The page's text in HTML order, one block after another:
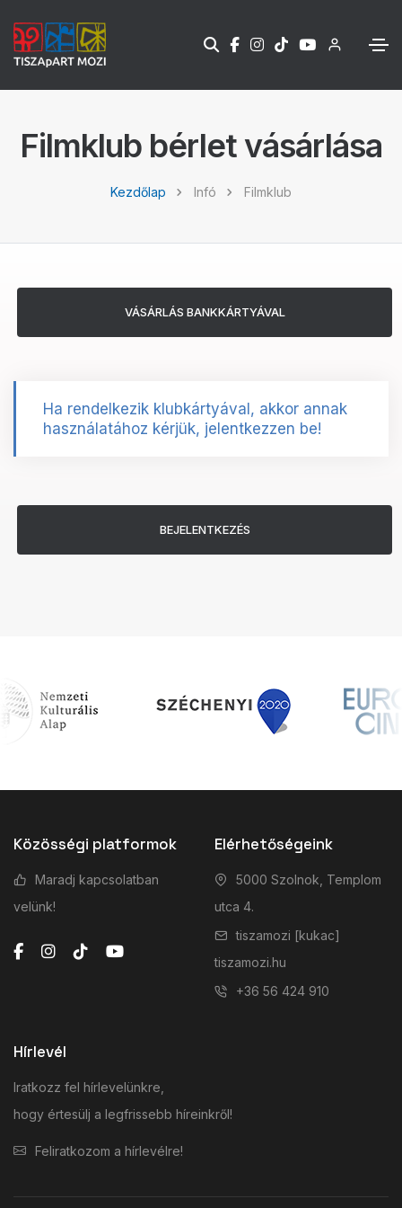
Filmklub bérlet vásárlása
Kezdőlap Infó Filmklub
Ha rendelkezik klubkártyával, akkor annak
használatához kérjük, jelentkezzen be!
BEJELENTKEZÉS
Közösségi platformok
Maradj kapcsolatban
velünk!
Elérhetőségeink
5000 Szolnok, Templom
utca 4.
tiszamozi [kukac]
tiszamozi.hu
+36 56 424 910
Hírlevél
Iratkozz fel hírlevelünkre,
hogy értesülj a legfrissebb híreinkről!
Feliratkozom a hírlevélre!